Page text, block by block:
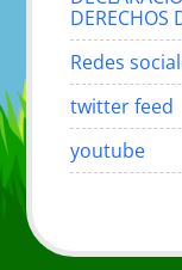
DERECHOS
Redes
twitter feed
youtube